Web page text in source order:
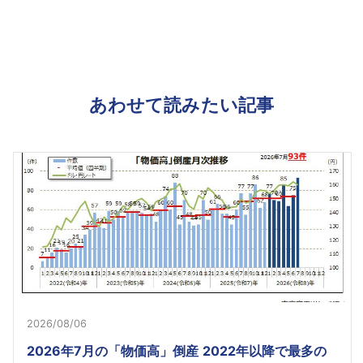
あわせて読みたい記事
2026/08/06
2026年7月の「物価高」倒産 2022年以降で最多の